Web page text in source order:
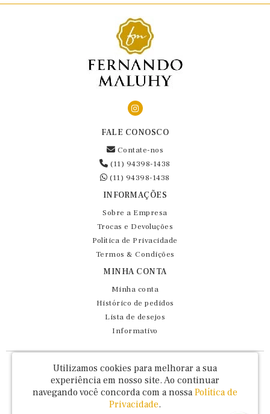
FALE CONOSCO
Contate-nos
(11) 94398-1438
(11) 94398-1438
INFORMAÇÕES
Sobre a Empresa
Trocas e Devoluções
Política de Privacidade
Termos & Condições
MINHA CONTA
Minha conta
Histórico de pedidos
Lista de desejos
Informativo
Fernando Maluhy Cia Ltda - CNPJ: 60.458.825/0001-86
Rua Dr Euclydes da Cunha, 47 - Brás - São Paulo / SP - CEP 03016-030
Utilizamos cookies para melhorar a sua
experiência em nosso site. Ao continuar
navegando você concorda com a nossa Política de
Privacidade.